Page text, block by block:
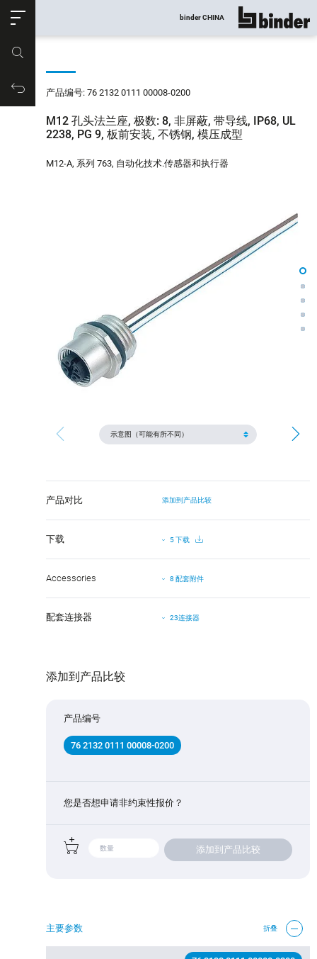
购物车
binder CHINA 显示所有
产品编号: 76 2132 0111 00008-0200
M12 孔头法兰座, 极数: 8, 非屏蔽, 带导线, IP68, UL
2238, PG 9, 板前安装, 不锈钢, 模压成型
M12-A, 系列 763, 自动化技术.传感器和执行器
产品对比 添加到产品比较
下载 5 下载
Accessories 8 配套附件
配套连接器 23连接器
添加到产品比较
产品编号
76 2132 0111 00008-0200
您是否想申请非约束性报价？
添加到产品比较
主要参数 折叠